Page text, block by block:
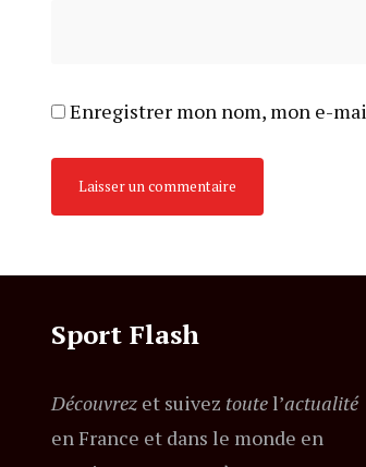
Enregistrer mon nom, mon e-
Sport Flash
Découvrez et suivez toutel’actualité
en France et dans le monde en